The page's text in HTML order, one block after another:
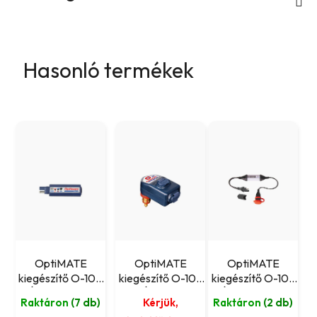
Hasonló termékek
OptiMATE
kiegészítő O-100
ról USB-re
Raktáron (7 db)
OptiMATE
kiegészítő O-105
derékszögű 12V-s
Kérjük,
OptiMATE
kiegészítő O-107
ról USB-re
Raktáron (2 db)